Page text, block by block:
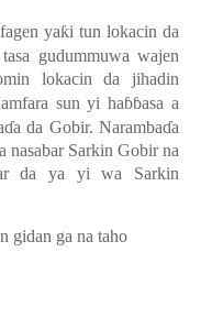
yaƙi tun lokacin da
gudummuwa wajen
lokacin da jihadin
sun yi haɓɓasa a
ɗa da Gobir. Narambaɗa
nasabar Sarkin Gobir na
da ya yi wa Sarkin
gidan ga na taho